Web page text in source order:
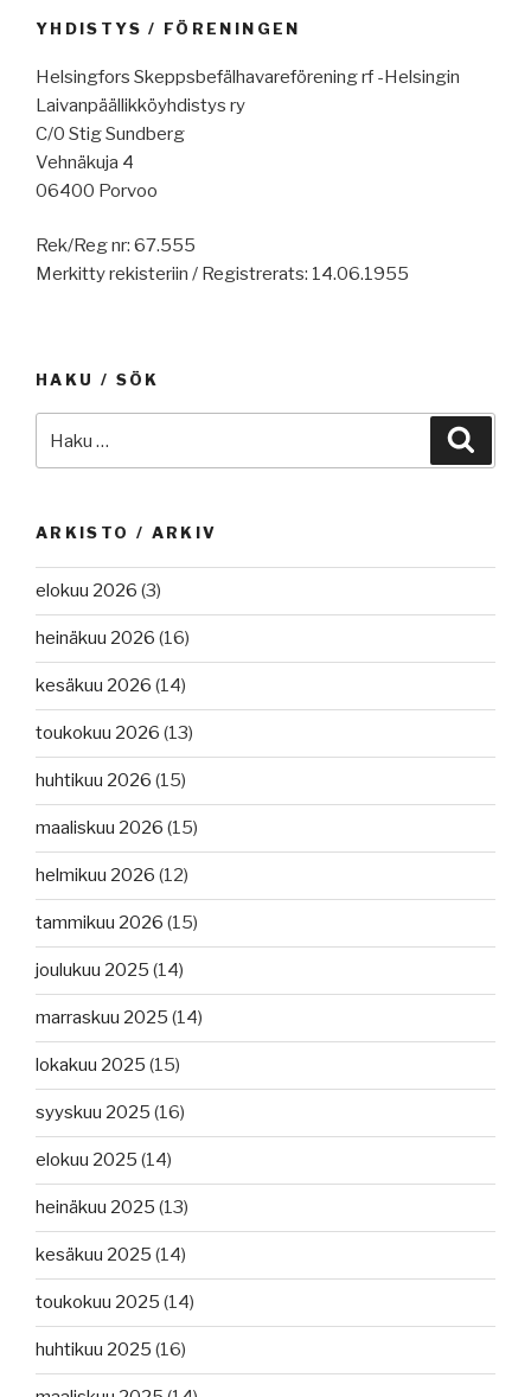
YHDISTYS / FÖRENINGEN
Helsingfors Skeppsbefälhavareförening rf -Helsingin
Laivanpäällikköyhdistys ry
C/0 Stig Sundberg
Vehnäkuja 4
06400 Porvoo
Rek/Reg nr: 67.555
Merkitty rekisteriin / Registrerats: 14.06.1955
HAKU / SÖK
ARKISTO / ARKIV
elokuu 2026 (3)
heinäkuu 2026 (16)
kesäkuu 2026 (14)
toukokuu 2026 (13)
huhtikuu 2026 (15)
maaliskuu 2026 (15)
helmikuu 2026 (12)
tammikuu 2026 (15)
joulukuu 2025 (14)
marraskuu 2025 (14)
lokakuu 2025 (15)
syyskuu 2025 (16)
elokuu 2025 (14)
heinäkuu 2025 (13)
kesäkuu 2025 (14)
toukokuu 2025 (14)
huhtikuu 2025 (16)